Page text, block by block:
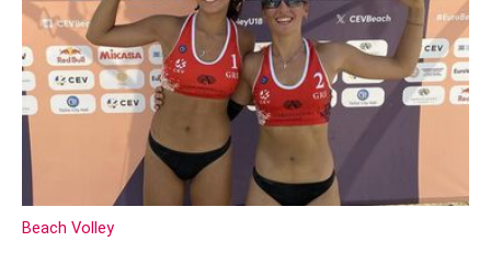
Beach Volley